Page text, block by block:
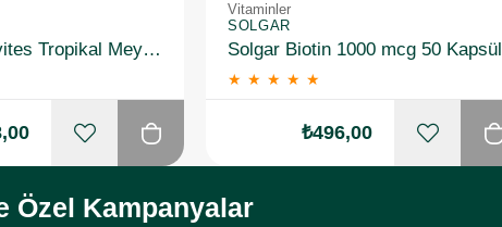
Solgar Kangavites Tropikal Meyve Aromalı 60 Tablet
Vitaminler
SOLGAR
Solgar Biotin 1000 mcg 50 Kapsül
★ ★ ★ ★ ★
₺496,00
Özel Kampanyalar